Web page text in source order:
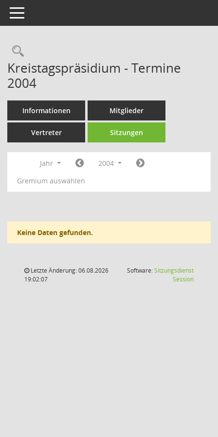
Toggle navigation
Rechercheauswahl
Kreistagspräsidium - Termine
2004
Informationen Mitglieder
Vertreter Sitzungen
Jahr
2004
Gremium auswählen
Keine Daten gefunden.
Letzte Änderung: 06.08.2026
19:02:07
Software:Sitzungsdienst
Session(Wird in